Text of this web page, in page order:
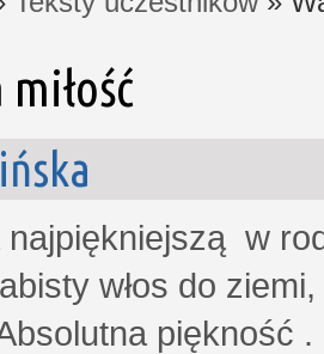
najpiękniejszą w
włos do
piękność